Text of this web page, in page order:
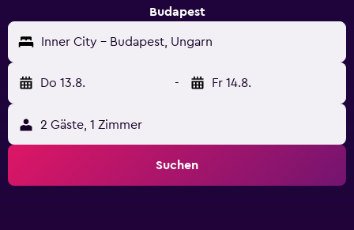
Budapest
Inner City - Budapest, Ungarn
Do 13.8. - Fr 14.8.
2 Gäste, 1 Zimmer
Suchen